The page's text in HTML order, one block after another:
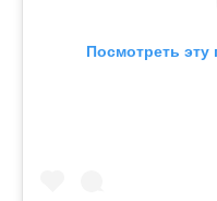
Посмотреть